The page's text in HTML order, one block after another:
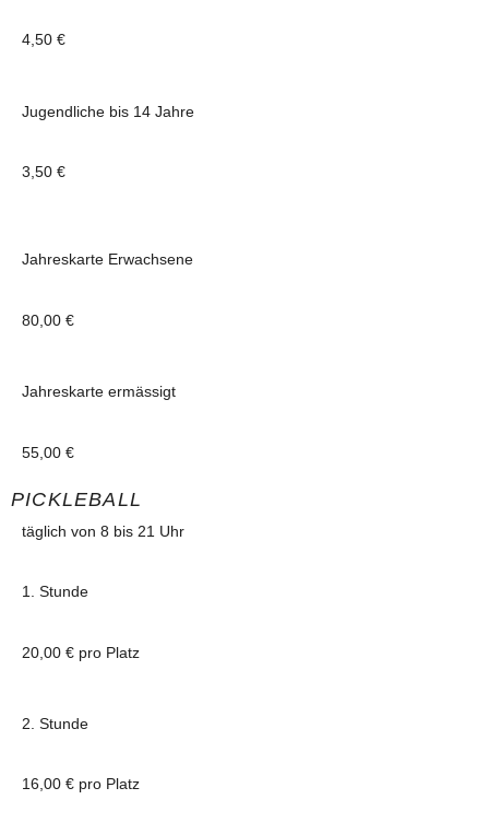
4,50 €
Jugendliche bis 14 Jahre
3,50 €
Jahreskarte Erwachsene
80,00 €
Jahreskarte ermässigt
55,00 €
PICKLEBALL
täglich von 8 bis 21 Uhr
1. Stunde
20,00 € pro Platz
2. Stunde
16,00 € pro Platz